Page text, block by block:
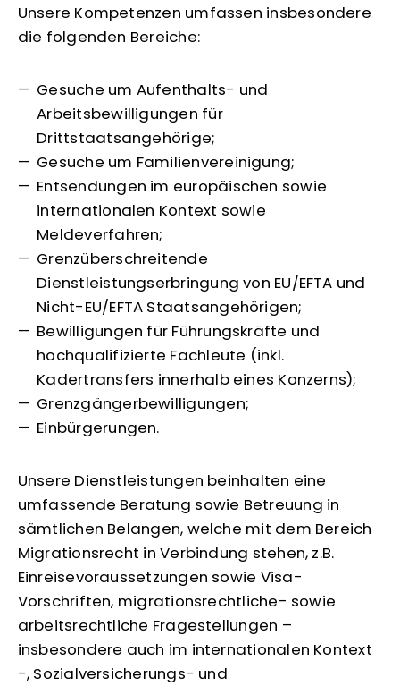
Unsere Kompetenzen umfassen insbesondere
die folgenden Bereiche:
Gesuche um Aufenthalts- und
Arbeitsbewilligungen für
Drittstaatsangehörige;
Gesuche um Familienvereinigung;
Entsendungen im europäischen sowie
internationalen Kontext sowie
Meldeverfahren;
Grenzüberschreitende
Dienstleistungserbringung von EU/EFTA und
Nicht-EU/EFTA Staatsangehörigen;
Bewilligungen für Führungskräfte und
hochqualifizierte Fachleute (inkl.
Kadertransfers innerhalb eines Konzerns);
Grenzgängerbewilligungen;
Einbürgerungen.
Unsere Dienstleistungen beinhalten eine
umfassende Beratung sowie Betreuung in
sämtlichen Belangen, welche mit dem Bereich
Migrationsrecht in Verbindung stehen, z.B.
Einreisevoraussetzungen sowie Visa-
Vorschriften, migrationsrechtliche- sowie
arbeitsrechtliche Fragestellungen –
insbesondere auch im internationalen Kontext
-, Sozialversicherungs- und